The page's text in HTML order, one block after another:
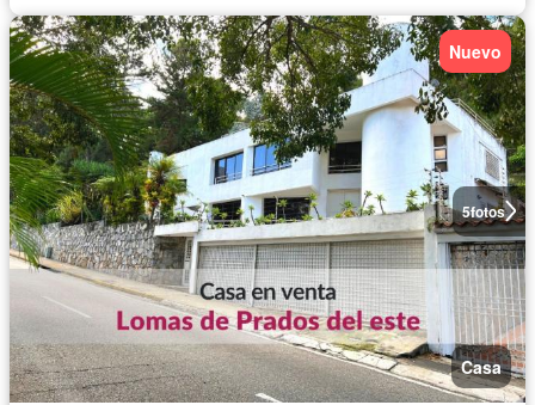
5fotos
Nuevo
Casa